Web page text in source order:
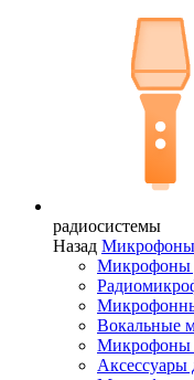
радиосистемы
Назад Микрофоны
Микрофоны
Вокальные
Микрофоны
Аксессуары